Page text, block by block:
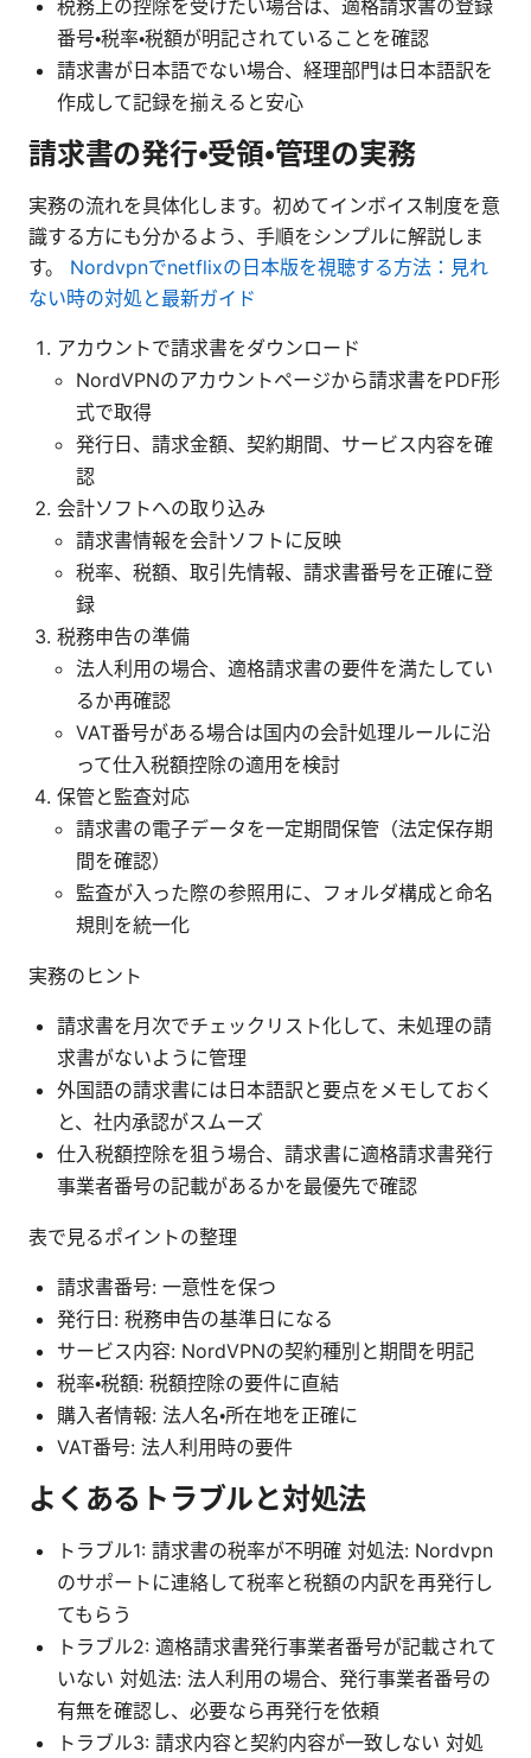
税務上の控除を受けたい場合は、適格請求書の登録
番号・税率・税額が明記されていることを確認
請求書が日本語でない場合、経理部門は日本語訳を
作成して記録を揃えると安心
請求書の発行・受領・管理の実務
実務の流れを具体化します。初めてインボイス制度を意
識する方にも分かるよう、手順をシンプルに解説しま
す。 Nordvpnでnetflixの日本版を視聴する方法：見れ
ない時の対処と最新ガイド
アカウントで請求書をダウンロード
NordVPNのアカウントページから請求書をPDF形
式で取得
発行日、請求金額、契約期間、サービス内容を確
認
会計ソフトへの取り込み
請求書情報を会計ソフトに反映
税率、税額、取引先情報、請求書番号を正確に登
録
税務申告の準備
法人利用の場合、適格請求書の要件を満たしてい
るか再確認
VAT番号がある場合は国内の会計処理ルールに沿
って仕入税額控除の適用を検討
保管と監査対応
請求書の電子データを一定期間保管（法定保存期
間を確認）
監査が入った際の参照用に、フォルダ構成と命名
規則を統一化
実務のヒント
請求書を月次でチェックリスト化して、未処理の請
求書がないように管理
外国語の請求書には日本語訳と要点をメモしておく
と、社内承認がスムーズ
仕入税額控除を狙う場合、請求書に適格請求書発行
事業者番号の記載があるかを最優先で確認
表で見るポイントの整理
請求書番号: 一意性を保つ
発行日: 税務申告の基準日になる
サービス内容: NordVPNの契約種別と期間を明記
税率・税額: 税額控除の要件に直結
購入者情報: 法人名・所在地を正確に
VAT番号: 法人利用時の要件
よくあるトラブルと対処法
トラブル1: 請求書の税率が不明確 対処法: Nordvpn
のサポートに連絡して税率と税額の内訳を再発行し
てもらう
トラブル2: 適格請求書発行事業者番号が記載されて
いない 対処法: 法人利用の場合、発行事業者番号の
有無を確認し、必要なら再発行を依頼
トラブル3: 請求内容と契約内容が一致しない 対処